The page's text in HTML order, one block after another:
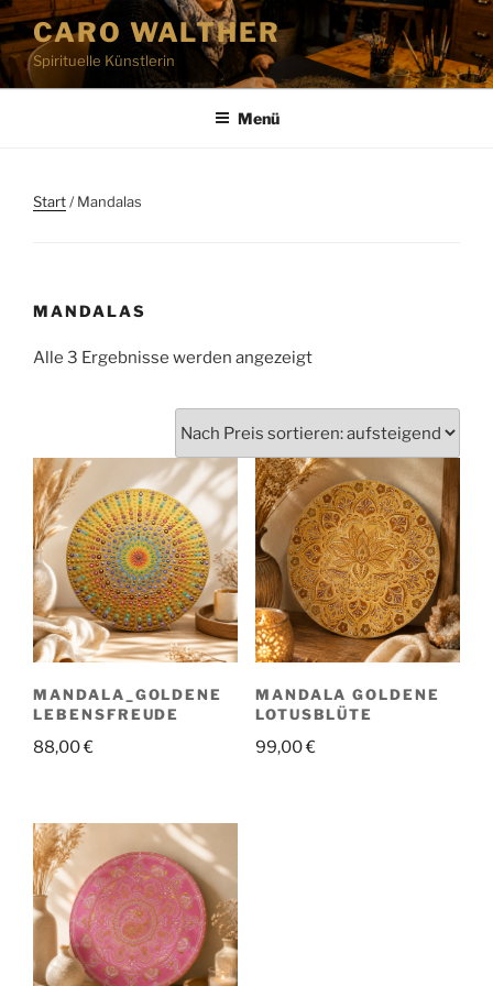
Zum
Inhalt
springen
CARO WALTHER
Spirituelle Künstlerin
Menü
Start/ Mandalas
MANDALAS
Alle 3 Ergebnisse werden angezeigtNach
sortiert:
aufsteigend
MANDALA_GOLDENE
LEBENSFREUDE
88,00€
MANDALA GOLDENE
LOTUSBLÜTE
99,00€